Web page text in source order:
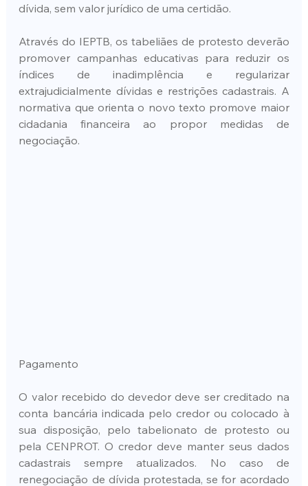
dívida, sem valor jurídico de uma certidão.
Através do IEPTB, os tabeliães de protesto deverão
promover campanhas educativas para reduzir os
índices de inadimplência e regularizar
extrajudicialmente dívidas e restrições cadastrais. A
normativa que orienta o novo texto promove maior
cidadania financeira ao propor medidas de
negociação.
Pagamento
O valor recebido do devedor deve ser creditado na
conta bancária indicada pelo credor ou colocado à
sua disposição, pelo tabelionato de protesto ou
pela CENPROT. O credor deve manter seus dados
cadastrais sempre atualizados. No caso de
renegociação de dívida protestada, se for acordado